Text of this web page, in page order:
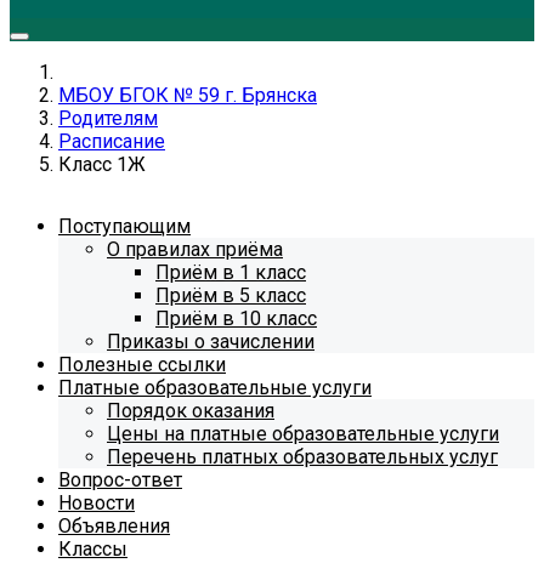
МБОУ БГОК № 59 г. Брянска
Родителям
Расписание
Класс 1Ж
Поступающим
О правилах приёма
Приём в 1 класс
Приём в 5 класс
Приём в 10 класс
Приказы о зачислении
Полезные ссылки
Платные образовательные услуги
Порядок оказания
Цены на платные образовательные услуги
Перечень платных образовательных услуг
Вопрос-ответ
Новости
Объявления
Классы